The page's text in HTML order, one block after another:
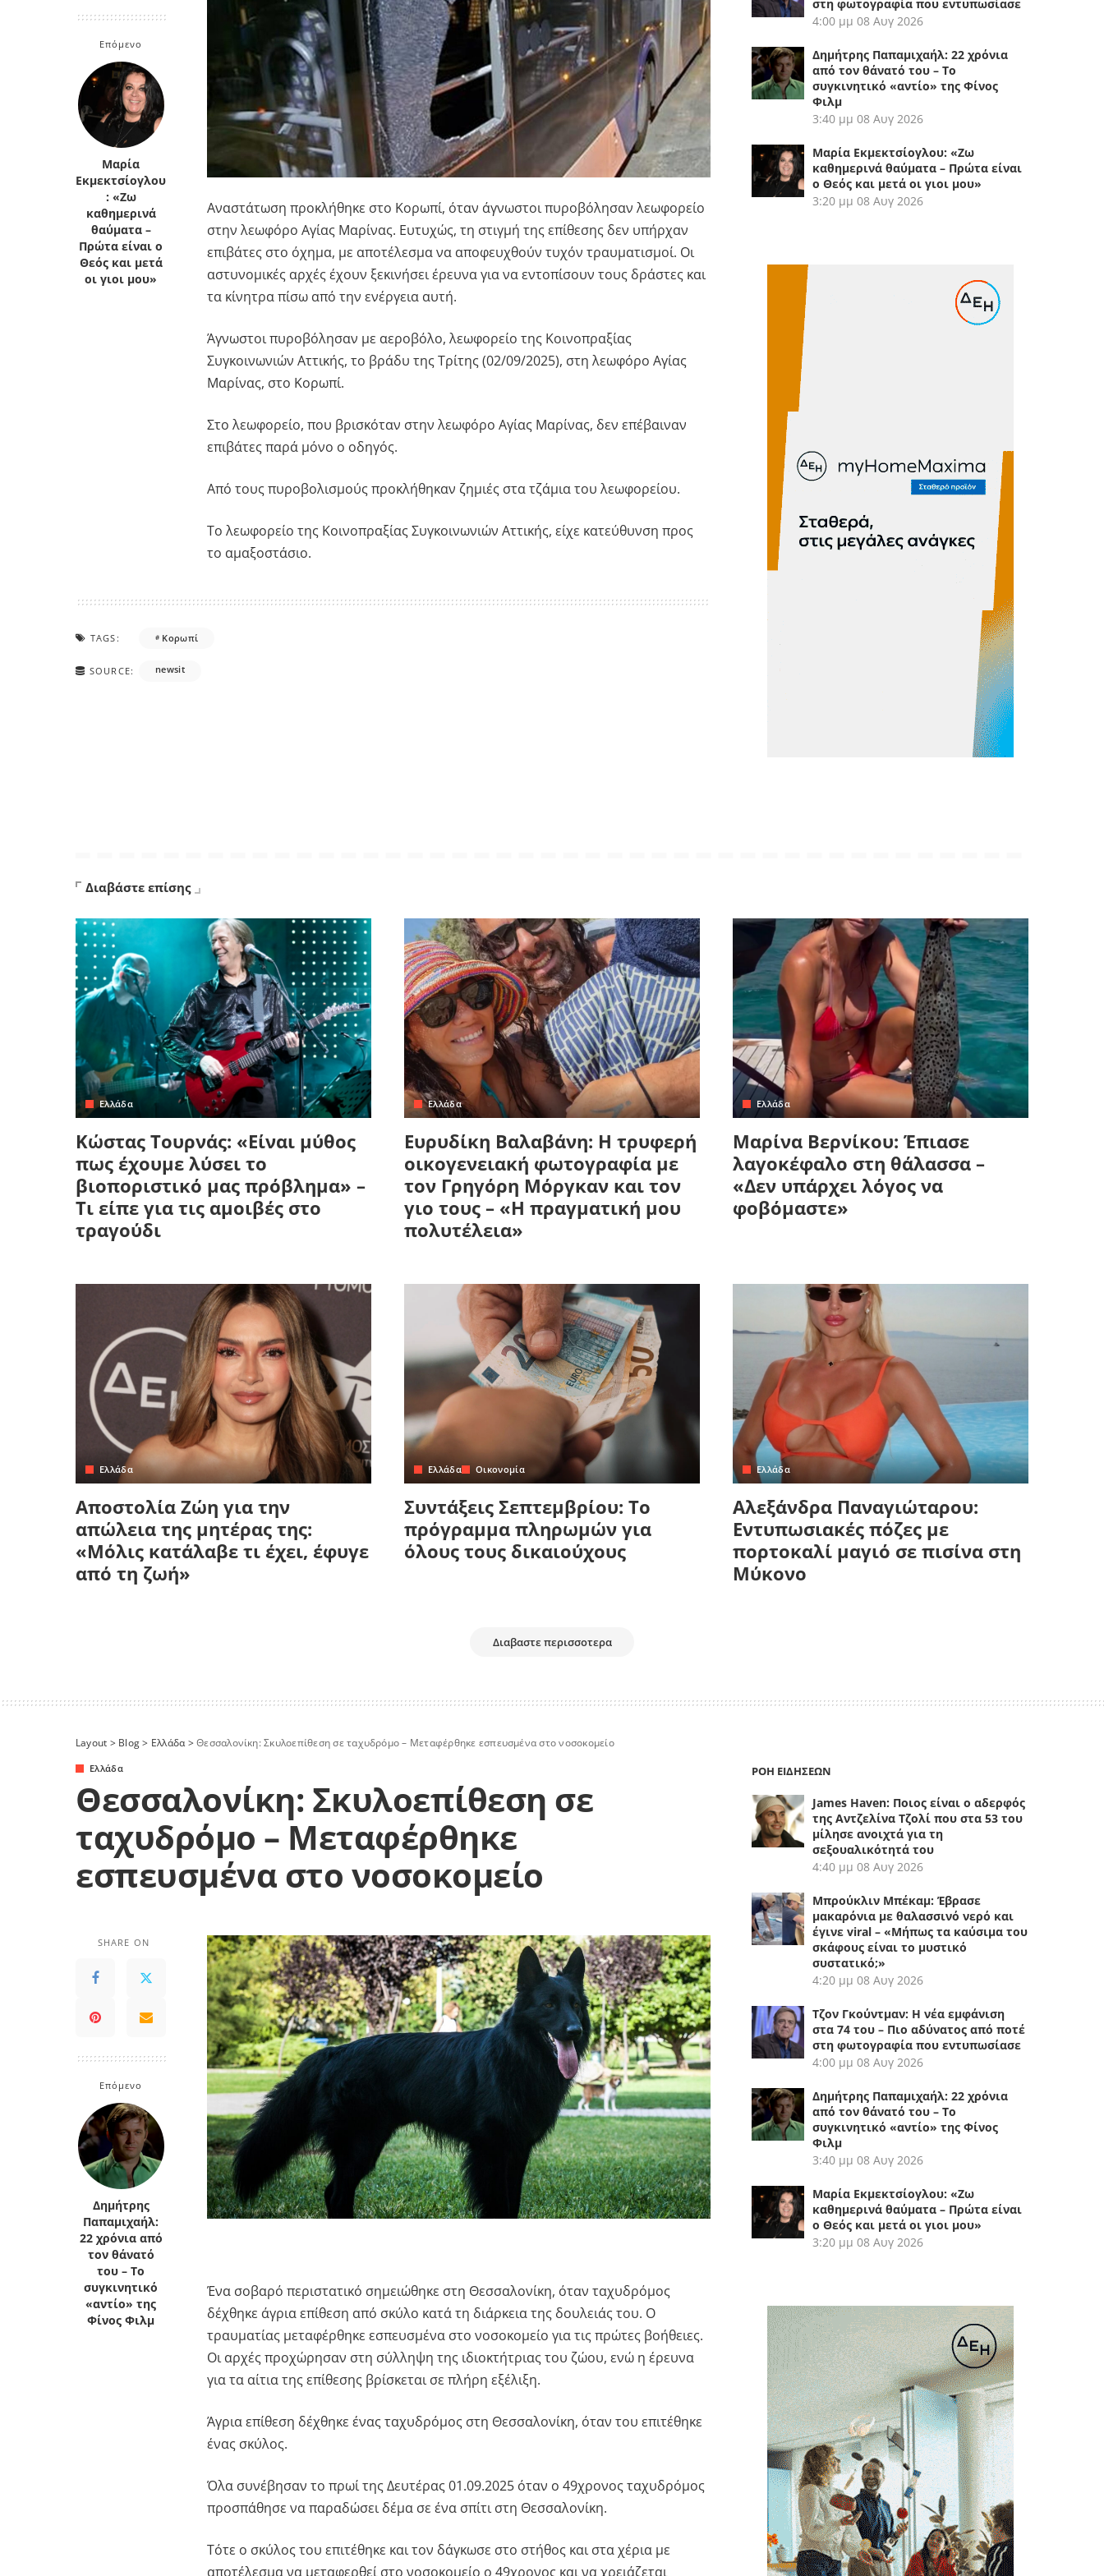
Κρήτη
Κυκλάδες
Πελοπόννησος
Πελοπόννησος
Επόμενο
Μαρία
Εκμεκτσίογλου
: «Ζω
καθημερινά
θαύματα –
Πρώτα είναι ο
Θεός και μετά
οι γιοι μου»
Αναστάτωση προκλήθηκε στο Κορωπί, όταν άγνωστοι πυροβόλησαν λεωφορείο
στην λεωφόρο Αγίας Μαρίνας. Ευτυχώς, τη στιγμή της επίθεσης δεν υπήρχαν
επιβάτες στο όχημα, με αποτέλεσμα να αποφευχθούν τυχόν τραυματισμοί. Οι
αστυνομικές αρχές έχουν ξεκινήσει έρευνα για να εντοπίσουν τους δράστες και
τα κίνητρα πίσω από την ενέργεια αυτή.
Άγνωστοι πυροβόλησαν με αεροβόλο, λεωφορείο της Κοινοπραξίας
Συγκοινωνιών Αττικής, το βράδυ της Τρίτης (02/09/2025), στη λεωφόρο Αγίας
Μαρίνας, στο Κορωπί.
Στο λεωφορείο, που βρισκόταν στην λεωφόρο Αγίας Μαρίνας, δεν επέβαιναν
επιβάτες παρά μόνο ο οδηγός.
Από τους πυροβολισμούς προκλήθηκαν ζημιές στα τζάμια του λεωφορείου.
Το λεωφορείο της Κοινοπραξίας Συγκοινωνιών Αττικής, είχε κατεύθυνση προς
το αμαξοστάσιο.
TAGS: Κορωπί
SOURCE: newsit
στη φωτογραφία που εντυπωσίασε
4:00 μμ 08 Αυγ 2026
Δημήτρης Παπαμιχαήλ: 22 χρόνια
από τον θάνατό του – Το
συγκινητικό «αντίο» της Φίνος
Φιλμ
3:40 μμ 08 Αυγ 2026
Μαρία Εκμεκτσίογλου: «Ζω
καθημερινά θαύματα – Πρώτα είναι
ο Θεός και μετά οι γιοι μου»
3:20 μμ 08 Αυγ 2026
Διαβάστε επίσης
Ελλάδα
Κώστας Τουρνάς: «Είναι μύθος
πως έχουμε λύσει το
βιοποριστικό μας πρόβλημα» –
Τι είπε για τις αμοιβές στο
τραγούδι
Ελλάδα
Ευρυδίκη Βαλαβάνη: Η τρυφερή
οικογενειακή φωτογραφία με
τον Γρηγόρη Μόργκαν και τον
γιο τους – «Η πραγματική μου
πολυτέλεια»
Ελλάδα
Μαρίνα Βερνίκου: Έπιασε
λαγοκέφαλο στη θάλασσα –
«Δεν υπάρχει λόγος να
φοβόμαστε»
Ελλάδα
Αποστολία Ζώη για την
απώλεια της μητέρας της:
«Μόλις κατάλαβε τι έχει, έφυγε
από τη ζωή»
Ελλάδα Οικονομία
Συντάξεις Σεπτεμβρίου: Το
πρόγραμμα πληρωμών για
όλους τους δικαιούχους
Ελλάδα
Αλεξάνδρα Παναγιώταρου:
Εντυπωσιακές πόζες με
πορτοκαλί μαγιό σε πισίνα στη
Μύκονο
Διαβαστε περισσοτερα
Layout > Blog> Ελλάδα>Θεσσαλονίκη: Σκυλοεπίθεση σε ταχυδρόμο – Μεταφέρθηκε εσπευσμένα στο νοσοκομείο
Ελλάδα
Θεσσαλονίκη: Σκυλοεπίθεση σε
ταχυδρόμο – Μεταφέρθηκε
εσπευσμένα στο νοσοκομείο
SHARE ON
Επόμενο
Δημήτρης
Παπαμιχαήλ:
22 χρόνια από
τον θάνατό
του – Το
συγκινητικό
«αντίο» της
Φίνος Φιλμ
Ένα σοβαρό περιστατικό σημειώθηκε στη Θεσσαλονίκη, όταν ταχυδρόμος
δέχθηκε άγρια επίθεση από σκύλο κατά τη διάρκεια της δουλειάς του. Ο
τραυματίας μεταφέρθηκε εσπευσμένα στο νοσοκομείο για τις πρώτες βοήθειες.
Οι αρχές προχώρησαν στη σύλληψη της ιδιοκτήτριας του ζώου, ενώ η έρευνα
για τα αίτια της επίθεσης βρίσκεται σε πλήρη εξέλιξη.
Άγρια επίθεση δέχθηκε ένας ταχυδρόμος στη Θεσσαλονίκη, όταν του επιτέθηκε
ένας σκύλος.
Όλα συνέβησαν το πρωί της Δευτέρας 01.09.2025 όταν ο 49χρονος ταχυδρόμος
προσπάθησε να παραδώσει δέμα σε ένα σπίτι στη Θεσσαλονίκη.
Τότε ο σκύλος του επιτέθηκε και τον δάγκωσε στο στήθος και στα χέρια με
αποτέλεσμα να μεταφερθεί στο νοσοκομείο ο 49χρονος και να χρειάζεται
ΡΟΗ ΕΙΔΗΣΕΩΝ
James Haven: Ποιος είναι ο αδερφός
της Αντζελίνα Τζολί που στα 53 του
μίλησε ανοιχτά για τη
σεξουαλικότητά του
4:40 μμ 08 Αυγ 2026
Μπρούκλιν Μπέκαμ: Έβρασε
μακαρόνια με θαλασσινό νερό και
έγινε viral – «Μήπως τα καύσιμα του
σκάφους είναι το μυστικό
συστατικό;»
4:20 μμ 08 Αυγ 2026
Τζον Γκούντμαν: Η νέα εμφάνιση
στα 74 του – Πιο αδύνατος από ποτέ
στη φωτογραφία που εντυπωσίασε
4:00 μμ 08 Αυγ 2026
Δημήτρης Παπαμιχαήλ: 22 χρόνια
από τον θάνατό του – Το
συγκινητικό «αντίο» της Φίνος
Φιλμ
3:40 μμ 08 Αυγ 2026
Μαρία Εκμεκτσίογλου: «Ζω
καθημερινά θαύματα – Πρώτα είναι
ο Θεός και μετά οι γιοι μου»
3:20 μμ 08 Αυγ 2026